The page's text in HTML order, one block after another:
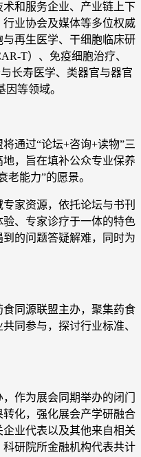
和服务企业、产业链上下
业协会及媒体等多位权威
再生医学、干细胞临床研
T）、免疫细胞治疗、
长寿医学、类器官与器官
等领域。
通过“论坛+咨询+读物”三
，旨在填补公众专业保养
老能力”的愿景。
家资源，依托论坛与书刊
、专家诊疗于一体的特色
的问题答疑解难，同时为
同源联盟主办，聚集药食
同参与，探讨行业标准、
作为展会同期举办的闭门
化，强化展会产学研融合
业代表以及其他来自相关
研院所金融机构代表共计